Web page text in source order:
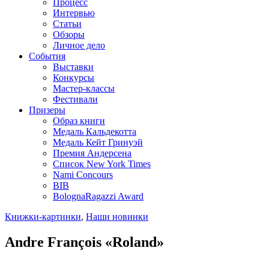
Процесс
Интервью
Статьи
Обзоры
Личное дело
События
Выставки
Конкурсы
Мастер-классы
Фестивали
Призеры
Образ книги
Медаль Кальдекотта
Медаль Кейт Гринуэй
Премия Андерсена
Список New York Times
Nami Concours
BIB
BolognaRagazzi Award
Книжки-картинки, Наши новинки
Andre François «Roland»